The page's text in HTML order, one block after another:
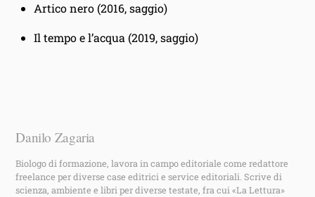
Artico nero (2016, saggio)
Il tempo e l’acqua (2019, saggio)
Danilo Zagaria
Biologo di formazione, lavora in campo editoriale come redattore
freelance per diverse case editrici e service editoriali. Scrive di
scienza, ambiente e libri per diverse testate, fra cui «La Lettura»